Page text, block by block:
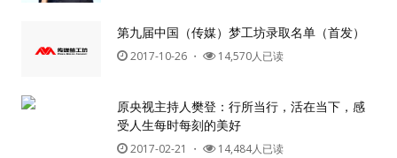
第九届中国（传媒）梦工坊录取名单（首发）
2017-10-26 ・ 14,570人已读
原央视主持人樊登：行所当行，活在当下，感
受人生每时每刻的美好
2017-02-21 ・ 14,484人已读